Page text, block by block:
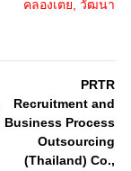
คลองเตย, วัฒนา
PRTR
Recruitment and
Business Process
Outsourcing
(Thailand) Co.,